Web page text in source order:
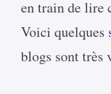
en train de lire
Voici quelques
blogs sont très